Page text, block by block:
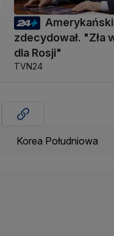
zdecydował. "Zła
dla Rosji"
TVN24
Korea Południowa